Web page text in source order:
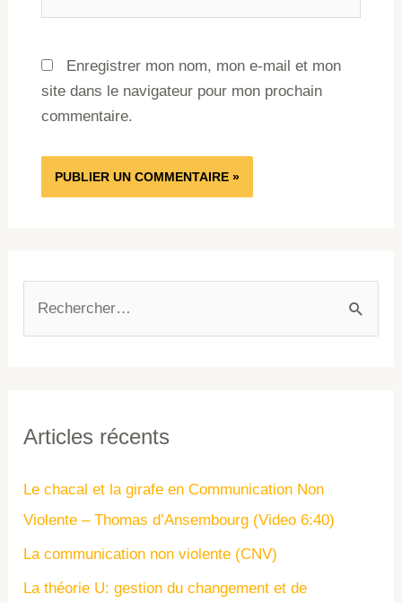
Enregistrer mon nom, mon e-mail et mon
site dans le navigateur pour mon prochain
commentaire.
Articles récents
Le chacal et la girafe en Communication Non
Violente – Thomas d’Ansembourg (Video 6:40)
La communication non violente (CNV)
La théorie U: gestion du changement et de